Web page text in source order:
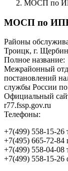
МОСП по
МОСП по
Районы
Троицк, г.
Полное название:
Межрайонный
постановлений
службы России
Официальный
r77.fssp.gov.ru
Телефоны:
+7(499) 558-15-26
+7(495) 665-72-
+7(499) 558-04-08
+7(499) 558-15-26